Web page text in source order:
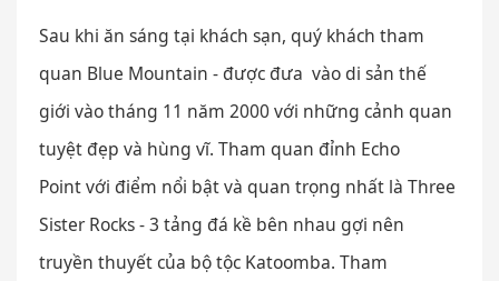
Sau khi ăn sáng tại khách sạn, quý khách tham
quan Blue Mountain - được đưa vào di sản thế
giới vào tháng 11 năm 2000 với những cảnh quan
tuyệt đẹp và hùng vĩ. Tham quan đỉnh Echo
Point với điểm nổi bật và quan trọng nhất là Three
Sister Rocks - 3 tảng đá kề bên nhau gợi nên
truyền thuyết của bộ tộc Katoomba. Tham